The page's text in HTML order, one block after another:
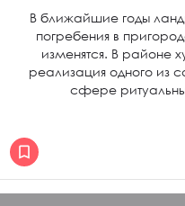
В ближайшие годы
погребения в
изменятся. В районе
реализация одного из
сфере